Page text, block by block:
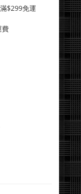
$299免運
費